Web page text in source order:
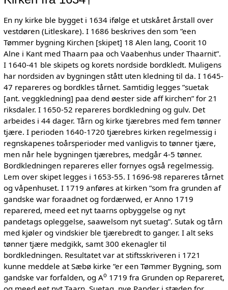
En ny kirke ble bygget i 1634 ifølge et utskåret årstall over
vestdøren (Litleskare). I 1686 beskrives den som ”een
Tømmer bygning Kirchen [skipet] 18 Alen lang, Coorit 10
Alne i Kant med Thaarn paa och Vaabenhus under Thaarnit”.
I 1640-41 ble skipets og korets nordside bordkledt. Muligens
har nordsiden av bygningen stått uten kledning til da. I 1645-
47 repareres og bordkles tårnet. Samtidig legges ”suetak
[ant. veggkledning] paa dend øester side aff kirchen” for 21
riksdaler. I 1650-52 repareres bordkledning og gulv. Det
arbeides i 44 dager. Tårn og kirke tjærebres med fem tønner
tjære. I perioden 1640-1720 tjærebres kirken regelmessig i
regnskapenes toårsperioder med vanligvis to tønner tjære,
men når hele bygningen tjærebres, medgår 4-5 tønner.
Bordkledningen repareres eller fornyes også regelmessig.
Lem over skipet legges i 1653-55. I 1696-98 repareres tårnet
og våpenhuset. I 1719 anføres at kirken ”som fra grunden af
gandske war foraadnet og fordærwed, er Anno 1719
reparered, meed eet nyt taarns opbyggelse og nyt
pandetags opleggelse, saawelsom nyt suetag”. Sutak og tårn
med kjøler og vindskier ble tjærebredt to ganger. I alt seks
tønner tjære medgikk, samt 300 ekenagler til
bordkledningen. Resultatet var at stiftsskriveren i 1721
kunne meddele at Sæbø kirke ”er een Tømmer Bygning, som
gandske var forfalden, og Ao1719 fra Grunden op Repareret,